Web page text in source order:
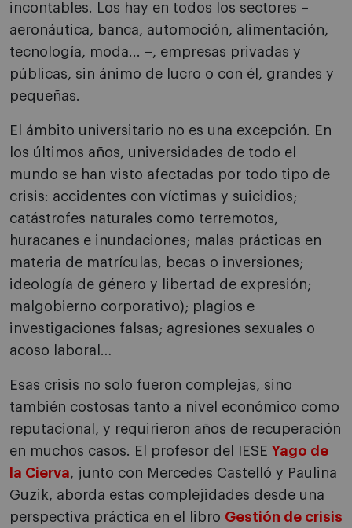
incontables. Los hay en todos los sectores –
aeronáutica, banca, automoción, alimentación,
tecnología, moda... –, empresas privadas y
públicas, sin ánimo de lucro o con él, grandes y
pequeñas.
El ámbito universitario no es una excepción. En
los últimos años, universidades de todo el
mundo se han visto afectadas por todo tipo de
crisis: accidentes con víctimas y suicidios;
catástrofes naturales como terremotos,
huracanes e inundaciones; malas prácticas en
materia de matrículas, becas o inversiones;
ideología de género y libertad de expresión;
malgobierno corporativo); plagios e
investigaciones falsas; agresiones sexuales o
acoso laboral…
Esas crisis no solo fueron complejas, sino
también costosas tanto a nivel económico como
reputacional, y requirieron años de recuperación
en muchos casos. El profesor del IESE Yago de
la Cierva, junto con Mercedes Castelló y Paulina
Guzik, aborda estas complejidades desde una
perspectiva práctica en el libro Gestión de crisis